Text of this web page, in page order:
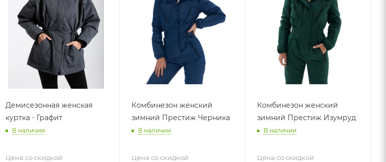
Демисезонная женская
куртка - Графит
В наличии
Цена со скидкой
Комбинезон женский
зимний Престиж Черника
В наличии
Цена со скидкой
Комбинезон женский
зимний Престиж Изумруд
В наличии
Цена со скидкой